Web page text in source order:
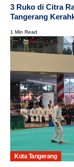
3 Ruko di Citra
Tangerang
1 Min Read
Kota Tangerang